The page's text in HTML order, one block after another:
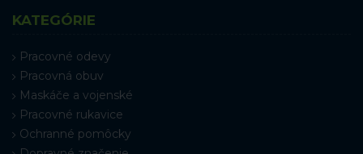
KATEGÓRIE
Pracovné odevy
Pracovná obuv
Maskáče a vojenské
Pracovné rukavice
Ochranné pomôcky